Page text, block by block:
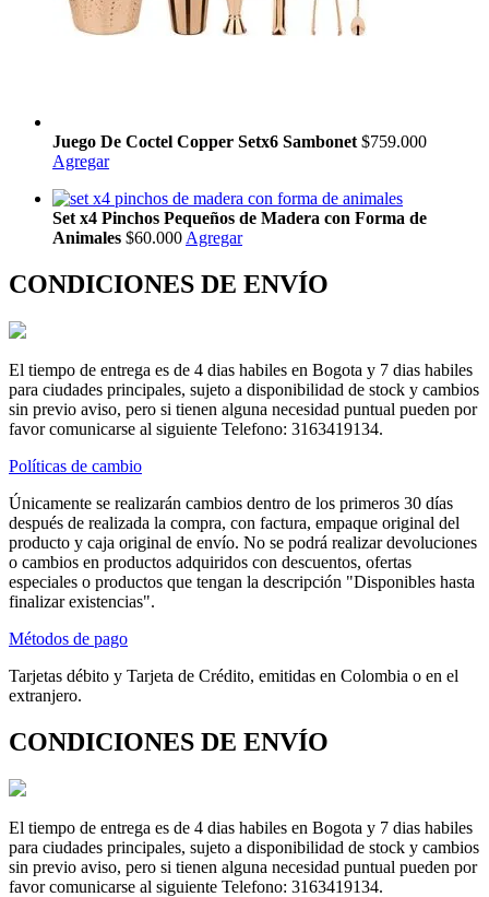
Juego De Coctel Copper Setx6 Sambonet $759.000
Agregar
Set x4 Pinchos Pequeños de Madera con Forma de
Animales $60.000 Agregar
CONDICIONES DE ENVÍO
El tiempo de entrega es de 4 dias habiles en Bogota y 7 dias habiles
para ciudades principales, sujeto a disponibilidad de stock y cambios
sin previo aviso, pero si tienen alguna necesidad puntual pueden por
favor comunicarse al siguiente Telefono: 3163419134.
Políticas de cambio
Únicamente se realizarán cambios dentro de los primeros 30 días
después de realizada la compra, con factura, empaque original del
producto y caja original de envío. No se podrá realizar devoluciones
o cambios en productos adquiridos con descuentos, ofertas
especiales o productos que tengan la descripción "Disponibles hasta
finalizar existencias".
Métodos de pago
Tarjetas débito y Tarjeta de Crédito, emitidas en Colombia o en el
extranjero.
CONDICIONES DE ENVÍO
El tiempo de entrega es de 4 dias habiles en Bogota y 7 dias habiles
para ciudades principales, sujeto a disponibilidad de stock y cambios
sin previo aviso, pero si tienen alguna necesidad puntual pueden por
favor comunicarse al siguiente Telefono: 3163419134.